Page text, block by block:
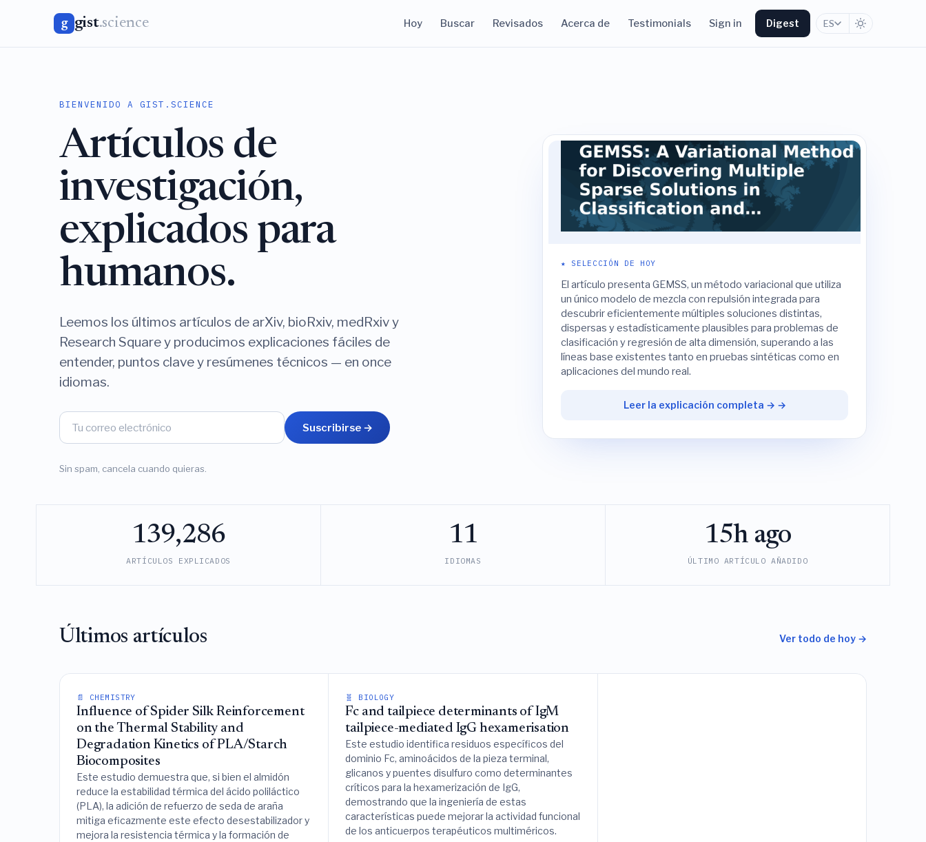
g gist.science Hoy Buscar Revisados Acerca de Testimonials Sign in Digest ES
BIENVENIDO A GIST.SCIENCE
Artículos de
investigación,
explicados para
humanos.
Leemos los últimos artículos de arXiv, bioRxiv, medRxiv y
Research Square y producimos explicaciones fáciles de
entender, puntos clave y resúmenes técnicos — en once
idiomas.
Suscribirse →
Sin spam, cancela cuando quieras.
★ SELECCIÓN DE HOY
El artículo presenta GEMSS, un método variacional que utiliza
un único modelo de mezcla con repulsión integrada para
descubrir eficientemente múltiples soluciones distintas,
dispersas y estadísticamente plausibles para problemas de
clasificación y regresión de alta dimensión, superando a las
líneas base existentes tanto en pruebas sintéticas como en
aplicaciones del mundo real.
Leer la explicación completa → →
139,286
ARTÍCULOS EXPLICADOS
11
IDIOMAS
15h ago
ÚLTIMO ARTÍCULO AÑADIDO
Últimos artículos Ver todo de hoy →
📄 CHEMISTRY
Influence of Spider Silk Reinforcement
on the Thermal Stability and
Degradation Kinetics of PLA/Starch
Biocomposites
Este estudio demuestra que, si bien el almidón
reduce la estabilidad térmica del ácido poliláctico
(PLA), la adición de refuerzo de seda de araña
mitiga eficazmente este efecto desestabilizador y
mejora la resistencia térmica y la formación de
🧬 BIOLOGY
Fc and tailpiece determinants of IgM
tailpiece-mediated IgG hexamerisation
Este estudio identifica residuos específicos del
dominio Fc, aminoácidos de la pieza terminal,
glicanos y puentes disulfuro como determinantes
críticos para la hexamerización de IgG,
demostrando que la ingeniería de estas
características puede mejorar la actividad funcional
de los anticuerpos terapéuticos multiméricos.